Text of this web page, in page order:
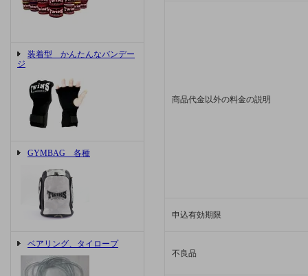
装着型 かんたんなバンデー
ジ
GYMBAG 各種
ベアリング、タイロープ
商品代金以外の料金の説明
申込有効期限
不良品